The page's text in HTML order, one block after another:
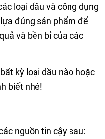
loại dầu và công dụng
đúng sản phẩm để
và bền bỉ của các
kỳ loại dầu nào hoặc
biết nhé!
nguồn tin cậy sau: